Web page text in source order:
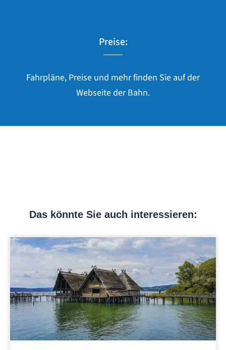
Preise:
Fahrpläne, Preise und mehr finden Sie auf der
Webseite der Bahn.
Das könnte Sie auch interessieren: